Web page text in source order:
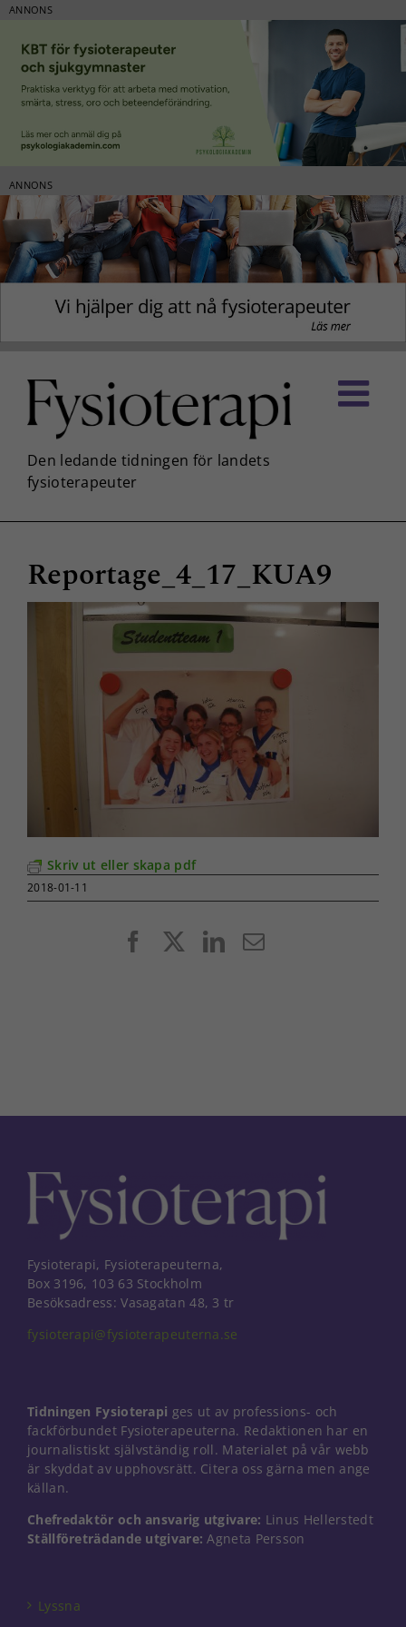
ANNONS
ANNONS
innehållet
Reportage_4_17_KUA9
Skriv ut eller skapa pdf
2018-01-11
FacebookLinkedIn
E-
Fysioterapi, Fysioterapeuterna,
Box 3196, 103 63 Stockholm
Besöksadress: Vasagatan 48, 3 tr
fysioterapi@fysioterapeuterna.se
Tidningen Fysioterapi ges ut av professions- och
fackförbundet Fysioterapeuterna. Redaktionen har en
journalistiskt självständig roll. Materialet på vår webb
är skyddat av upphovsrätt. Citera oss gärna men ange
källan.
Chefredaktör och ansvarig utgivare: Linus Hellerstedt
Ställföreträdande utgivare: Agneta Persson
Lyssna
Nödvändiga